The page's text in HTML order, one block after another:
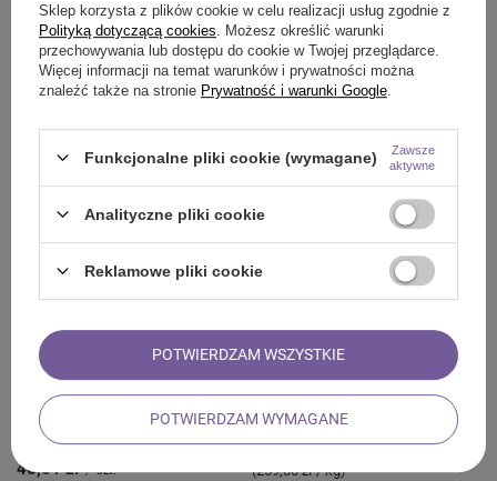
Cebador
Tykwa Ceramiczna - Caldero 350 ml
29,99 zł
PROMOCJA
2 x Szałwia biała rolka + Palo santo
200g zestaw
46,81 zł / szt.
Wióry Palo Santo 50 g
12,99 zł
(259,80 zł / kg)
Sklep korzysta z plików cookie w celu realizacji usług zgodnie z
Polityką dotyczącą cookies . Możesz określić warunki
przechowywania lub dostępu do cookie w Twojej przeglądarce.
Więcej informacji na temat warunków i prywatności można
znaleźć także na stronie Prywatność i warunki Google
Funkcjonalne pliki cookie (wymagane)
Zawsze
aktywne
Analityczne pliki cookie
Reklamowe pliki cookie
POTWIERDZAM WYMAGANE
POTWIERDZAM WSZYSTKIE